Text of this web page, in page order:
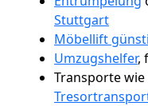
Stuttgart
Möbellift
Umzugshelfer,
Transporte wie